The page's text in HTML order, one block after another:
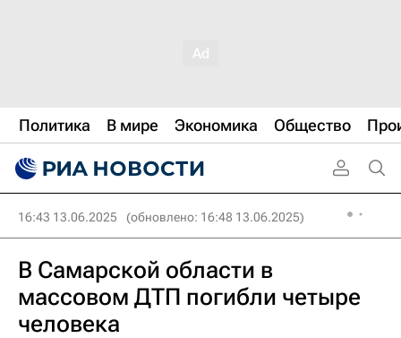
Политика В мире Экономика Общество
16:43 13.06.2025 (обновлено: 16:48 13.06.2025)
В Самарской области в
массовом ДТП погибли четыре
человека